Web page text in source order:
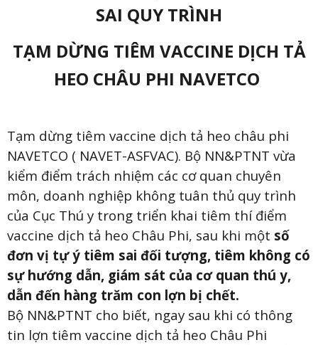
SAI QUY TRÌNH
TẠM DỪNG TIÊM VACCINE DỊCH TẢ
HEO CHÂU PHI NAVETCO
Tạm dừng tiêm vaccine dịch tả heo châu phi
NAVETCO ( NAVET-ASFVAC). Bộ NN&PTNT vừa
kiểm điểm trách nhiệm các cơ quan chuyên
môn, doanh nghiệp không tuân thủ quy trình
của Cục Thú y trong triển khai tiêm thí điểm
vaccine dịch tả heo Châu Phi, sau khi một số
đơn vị tự ý tiêm sai đối tượng, tiêm không có
sự hướng dẫn, giám sát của cơ quan thú y,
dẫn đến hàng trăm con lợn bị chết.
Bộ NN&PTNT cho biết, ngay sau khi có thông
tin lợn tiêm vaccine dịch tả heo Châu Phi